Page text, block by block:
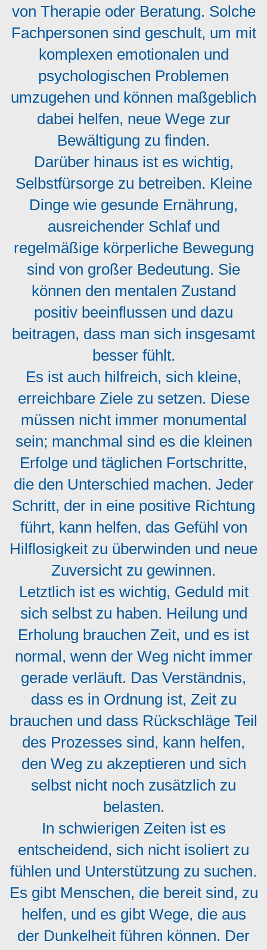
von Therapie oder Beratung. Solche
Fachpersonen sind geschult, um mit
komplexen emotionalen und
psychologischen Problemen
umzugehen und können maßgeblich
dabei helfen, neue Wege zur
Bewältigung zu finden.
Darüber hinaus ist es wichtig,
Selbstfürsorge zu betreiben. Kleine
Dinge wie gesunde Ernährung,
ausreichender Schlaf und
regelmäßige körperliche Bewegung
sind von großer Bedeutung. Sie
können den mentalen Zustand
positiv beeinflussen und dazu
beitragen, dass man sich insgesamt
besser fühlt.
Es ist auch hilfreich, sich kleine,
erreichbare Ziele zu setzen. Diese
müssen nicht immer monumental
sein; manchmal sind es die kleinen
Erfolge und täglichen Fortschritte,
die den Unterschied machen. Jeder
Schritt, der in eine positive Richtung
führt, kann helfen, das Gefühl von
Hilflosigkeit zu überwinden und neue
Zuversicht zu gewinnen.
Letztlich ist es wichtig, Geduld mit
sich selbst zu haben. Heilung und
Erholung brauchen Zeit, und es ist
normal, wenn der Weg nicht immer
gerade verläuft. Das Verständnis,
dass es in Ordnung ist, Zeit zu
brauchen und dass Rückschläge Teil
des Prozesses sind, kann helfen,
den Weg zu akzeptieren und sich
selbst nicht noch zusätzlich zu
belasten.
In schwierigen Zeiten ist es
entscheidend, sich nicht isoliert zu
fühlen und Unterstützung zu suchen.
Es gibt Menschen, die bereit sind, zu
helfen, und es gibt Wege, die aus
der Dunkelheit führen können. Der